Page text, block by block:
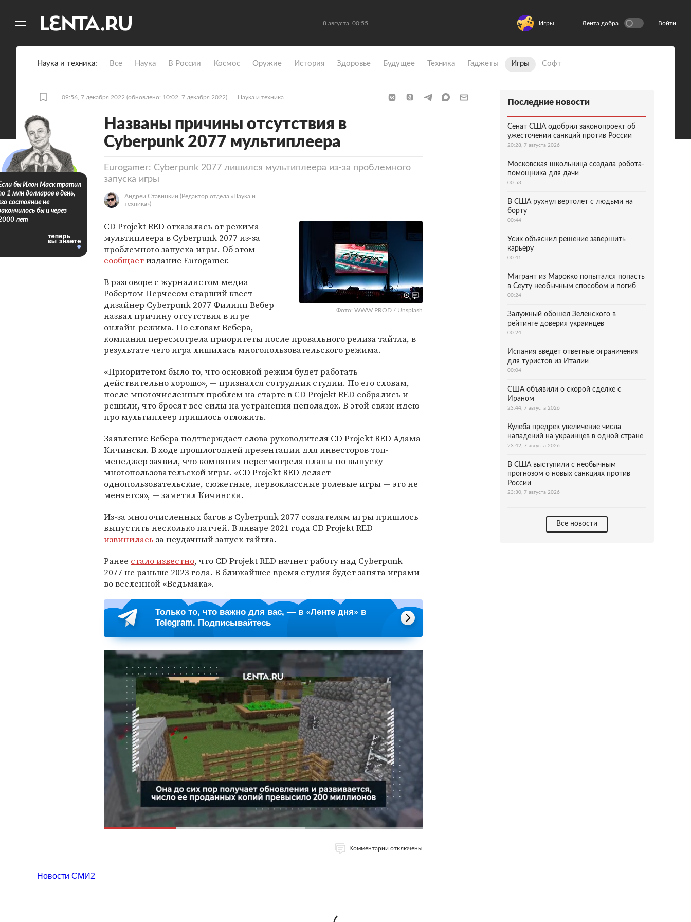
8 августа, 00:55 Игры Лента добра Войти
Наука и техника Все Наука В России Космос Оружие История Здоровье Будущее Техника Гаджеты Игры Софт
09:56, 7 декабря 2022 (обновлено: 10:02, 7 декабря 2022) Наука и техника
Названы причины отсутствия в
Cyberpunk 2077 мультиплеера
Eurogamer: Cyberpunk 2077 лишился мультиплеера из-за проблемного
запуска игры
Андрей Ставицкий (Редактор отдела «Наука и
техника»)
Фото: WWW PROD / Unsplash
CD Projekt RED отказалась от режима
мультиплеера в Cyberpunk 2077 из-за
проблемного запуска игры. Об этом
сообщаетиздание Eurogamer.
В разговоре с журналистом медиа
Робертом Перчесом старший квест-
дизайнер Cyberpunk 2077 Филипп Вебер
назвал причину отсутствия в игре
онлайн-режима. По словам Вебера,
компания пересмотрела приоритеты после провального релиза тайтла, в
результате чего игра лишилась многопользовательского режима.
«Приоритетом было то, что основной режим будет работать
действительно хорошо», — признался сотрудник студии. По его словам,
после многочисленных проблем на старте в CD Projekt RED собрались и
решили, что бросят все силы на устранения неполадок. В этой связи идею
про мультиплеер пришлось отложить.
Заявление Вебера подтверждает слова руководителя CD Projekt RED Адама
Кичински. В ходе прошлогодней презентации для инвесторов топ-
менеджер заявил, что компания пересмотрела планы по выпуску
многопользовательской игры. «CD Projekt RED делает
однопользовательские, сюжетные, первоклассные ролевые игры — это не
меняется», — заметил Кичински.
Из-за многочисленных багов в Cyberpunk 2077 создателям игры пришлось
выпустить несколько патчей. В январе 2021 года CD Projekt RED
извинилась за неудачный запуск тайтла.
Ранее стало известно, что CD Projekt RED начнет работу над Cyberpunk
2077 не раньше 2023 года. В ближайшее время студия будет занята играми
во вселенной «Ведьмака».
Только то, что важно для вас, — в «Ленте дня» в
Telegram. Подписывайтесь
Комментарии отключены
бы Илон Маск тратил
1 млн долларов в день,
состояние не
бы и через
лет
Последние новости
Сенат США одобрил законопроект об
ужесточении санкций против России
20:28, 7 августа 2026
Московская школьница создала робота-
помощника для дачи
00:53
В США рухнул вертолет с людьми на
борту
00:44
Усик объяснил решение завершить
карьеру
00:41
Мигрант из Марокко попытался попасть
в Сеуту необычным способом и погиб
00:24
Залужный обошел Зеленского в
рейтинге доверия украинцев
00:24
Испания введет ответные ограничения
для туристов из Италии
00:04
США объявили о скорой сделке с
Ираном
23:44, 7 августа 2026
Кулеба предрек увеличение числа
нападений на украинцев в одной стране
23:42, 7 августа 2026
В США выступили с необычным
прогнозом о новых санкциях против
России
23:30, 7 августа 2026
Все новости
Новости СМИ2